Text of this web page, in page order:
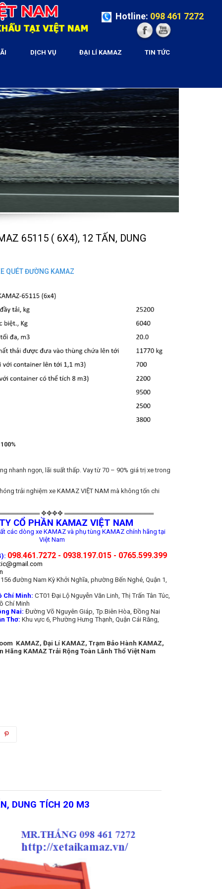
Hotline: 098 461 7272
DỊCH VỤ ĐẠI LÍ KAMAZ TIN TỨC
65115 ( 6X4), 12 TẤN, DUNG
QUÉT ĐƯỜNG KAMAZ
nhanh ngọn, lãi suất thấp. Vay từ 70 – 90% giá trị xe trong
trải nghiệm xe KAMAZ VIỆT NAM mà không tốn chi
✥✥✥✥ ════════════════════
CỔ PHẦN KAMAZ VIỆT NAM
các dòng xe KAMAZ và phụ tùng KAMAZ chính hãng tại
Việt Nam
098.461.7272 - 0938.197.015 - 0765.599.399
đường Nam Kỳ Khởi Nghĩa, phường Bến Nghé, Quận 1,
Chí Minh: CT01 Đại Lộ Nguyễn Văn Linh, Thị Trấn Tân Túc,
Chí Minh
Nai: Đường Võ Nguyên Giáp, Tp.Biên Hòa, Đồng Nai
Thơ: Khu vực 6, Phường Hưng Thạnh, Quận Cái Răng,
KAMAZ, Đại Lí KAMAZ, Trạm Bảo Hành KAMAZ,
Hãng KAMAZ Trải Rộng Toàn Lãnh Thổ Việt Nam
DUNG TÍCH 20 M3